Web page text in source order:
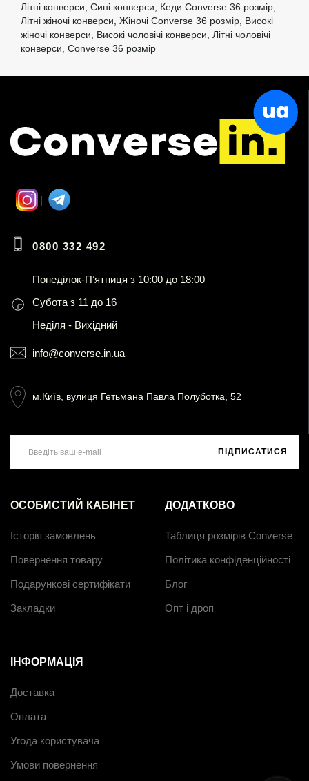
Літні конверси, Сині конверси, Кеди Converse 36 розмір,
Літні жіночі конверси, Жіночі Converse 36 розмір, Високі
жіночі конверси, Високі чоловічі конверси, Літні чоловічі
конверси, Converse 36 розмір
0800 332 492
Понеділок-Пʼятниця з 10:00 до 18:00
Субота з 11 до 16
Неділя - Вихідний
info@converse.in.ua
м.Київ, вулиця Гетьмана Павла Полуботка, 52
ПІДПИСАТИСЯ
ОСОБИСТИЙ КАБІНЕТ
Історія замовлень
Повернення товару
Подарункові сертифікати
Закладки
ДОДАТКОВО
Таблиця розмірів Converse
Політика конфіденційності
Блог
Опт і дроп
ІНФОРМАЦІЯ
Доставка
Оплата
Угода користувача
Умови повернення